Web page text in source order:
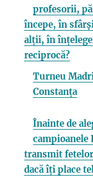
profesorii,
începe, în
alții, în
reciprocă?
Turneu
Constanța
Înainte de
campioanele
transmit
dacă îți place